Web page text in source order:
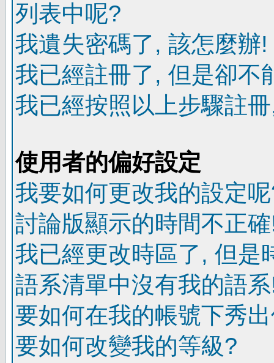
列表中呢?
我遺失密碼了, 該怎麼辦!
我已經註冊了, 但是卻不
我已經按照以上步驟註
使用者的偏好設定
我要如何更改我的設定
討論版顯示的時間不正
我已經更改時區了, 但是
語系清單中沒有我的語
要如何在我的帳號下秀
要如何改變我的等級?